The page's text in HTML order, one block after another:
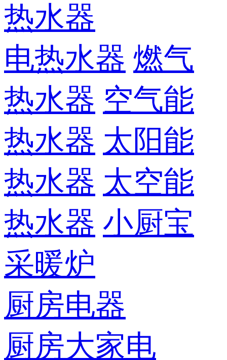
热水器
电热水器 燃气
热水器 空气能
热水器 太阳能
热水器 太空能
热水器 小厨宝
采暖炉
厨房电器
厨房大家电